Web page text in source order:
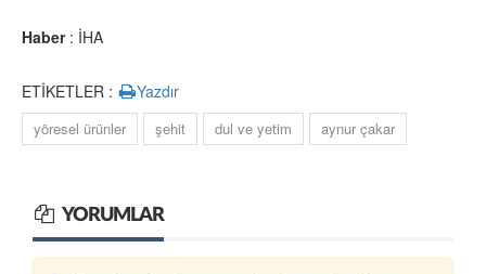
Haber: İHA
ETİKETLER : Yazdır
yöresel ürünler şehit dul ve yetim aynur çakar
YORUMLAR